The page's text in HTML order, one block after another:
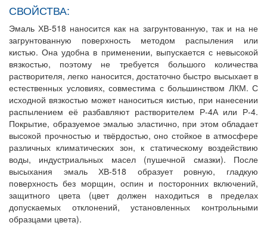
СВОЙСТВА:
Эмаль ХВ-518 наносится как на загрунтованную, так и на не
загрунтованную поверхность методом распыления или
кистью. Она удобна в применении, выпускается с невысокой
вязкостью, поэтому не требуется большого количества
растворителя, легко наносится, достаточно быстро высыхает в
естественных условиях, совместима с большинством ЛКМ. С
исходной вязкостью может наноситься кистью, при нанесении
распылением её разбавляют растворителем Р-4А или Р-4.
Покрытие, образуемое эмалью эластично, при этом обладает
высокой прочностью и твёрдостью, оно стойкое в атмосфере
различных климатических зон, к статическому воздействию
воды, индустриальных масел (пушечной смазки). После
высыхания эмаль ХВ-518 образует ровную, гладкую
поверхность без морщин, оспин и посторонних включений,
защитного цвета (цвет должен находиться в пределах
допускаемых отклонений, установленных контрольными
образцами цвета).